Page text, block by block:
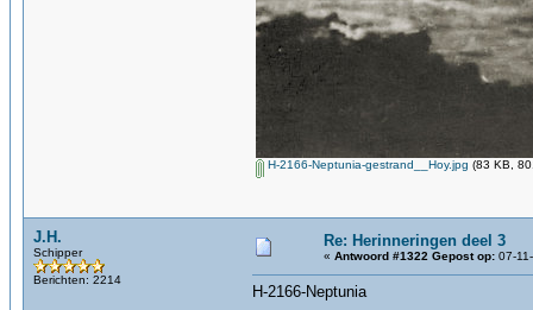
H-2166-Neptunia-gestrand__Hoy.jpg (83 KB,
J.H.
Schipper
Berichten: 2214
Re: Herinneringen deel 3
« Antwoord #1322 Gepost op: 07-
H-2166-Neptunia